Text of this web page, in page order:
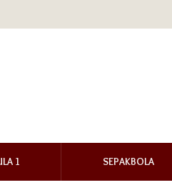
1 SEPAKBOLA